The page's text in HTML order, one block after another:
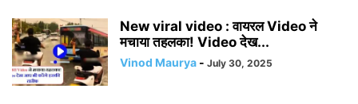
New viral video : वायरल Video ने
मचाया तहलका! Video देख...
Vinod Maurya - July 30, 2025